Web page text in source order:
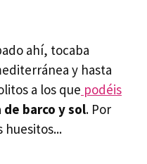
ahí, tocaba
y hasta
a los que podéis
barco y sol. Por
huesitos...